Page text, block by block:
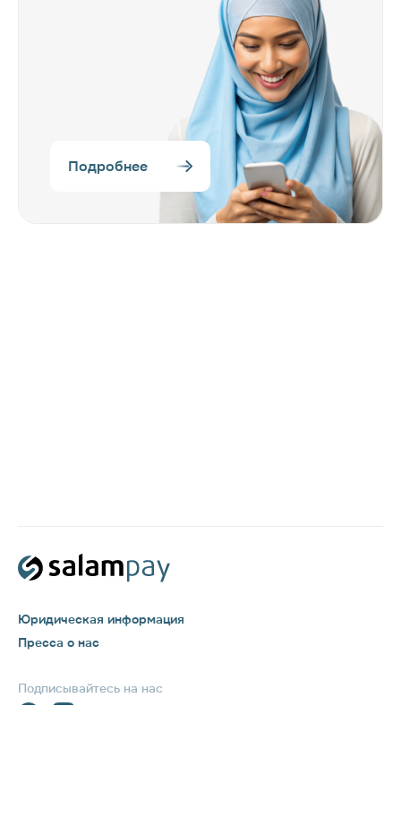
Подробнее
Юридическая информация
Пресса о нас
Подписывайтесь на нас